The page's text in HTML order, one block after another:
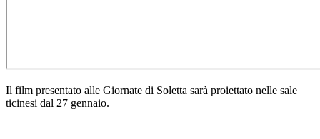
Il film presentato alle Giornate di Soletta sarà proiettato nelle sale
ticinesi dal 27 gennaio.